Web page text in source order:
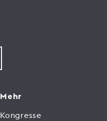
Mehr
Kongresse